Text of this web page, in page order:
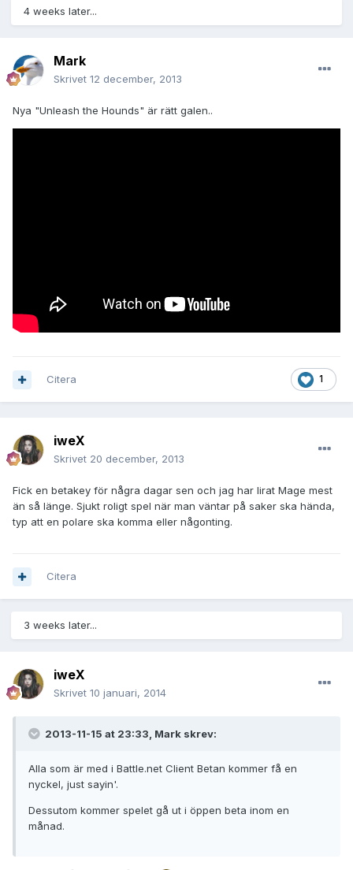
4 weeks later...
Mark
Skrivet 12 december, 2013
Nya "Unleash the Hounds" är rätt galen..
1
Citera
iweX
Skrivet 20 december, 2013
Fick en betakey för några dagar sen och jag har lirat Mage mest
än så länge. Sjukt roligt spel när man väntar på saker ska hända,
typ att en polare ska komma eller någonting.
Citera
3 weeks later...
iweX
Skrivet 10 januari, 2014
2013-11-15 at 23:33, Mark skrev:
Alla som är med i Battle.net Client Betan kommer få en
nyckel, just sayin'.
Dessutom kommer spelet gå ut i öppen beta inom en
månad.